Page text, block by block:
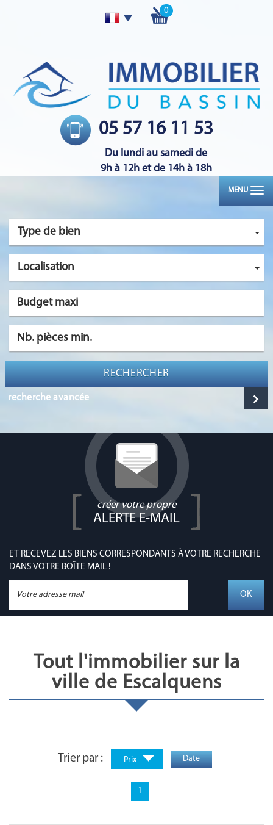
05 57 16 11 53
Du lundi au samedi de
9h à 12h et de 14h à 18h
0
MENU
Type de bien
Localisation
RECHERCHER
recherche avancée
créer votre propre
ALERTE E-MAIL
ET RECEVEZ LES BIENS CORRESPONDANTS À VOTRE RECHERCHE
DANS VOTRE BOÎTE MAIL !
OK
Tout l'immobilier sur la
ville de Escalquens
Trier par : Prix Date
1